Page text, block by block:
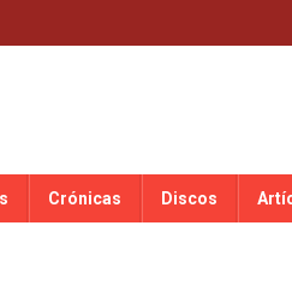
Crónicas Discos